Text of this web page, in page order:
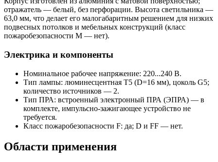
отражатель — белый, без перфорации. Высота светильника —
63,0 мм, что делает его малогабаритным решением для низких
подвесных потолков и мебельных конструкций (класс
пожаробезопасности М — нет).
Электрика и компоненты
Номинальное рабочее напряжение: 220...240 В.
Тип лампы: люминесцентная T5 (D=16 мм), цоколь G5;
количество источников — 2.
Тип ПРА: встроенный электронный ПРА (ЭПРА) — в
комплекте, импульсно-зажигающее устройство не
требуется.
Класс пожаробезопасности F: да; D и FF — нет.
Области применения